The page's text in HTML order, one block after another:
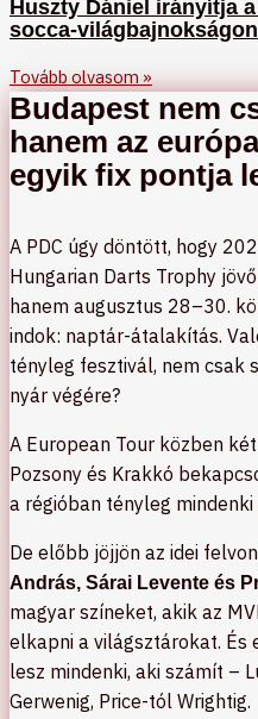
Huszty Dániel irányítja
socca-világbajnokságon
Tovább olvasom »
Budapest nem
hanem az
egyik fix pontja
A PDC úgy döntött, hogy
Hungarian Darts Trophy
hanem augusztus 28–30.
indok: naptár-átalakítás.
tényleg fesztivál, nem csak
nyár végére?
A European Tour közben
Pozsony és Krakkó
a régióban tényleg
De előbb jöjjön az idei
András, Sárai Levente és
magyar színeket, akik az
elkapni a világsztárokat. És
lesz mindenki, aki számít –
Gerwenig, Price-tól Wrightig.